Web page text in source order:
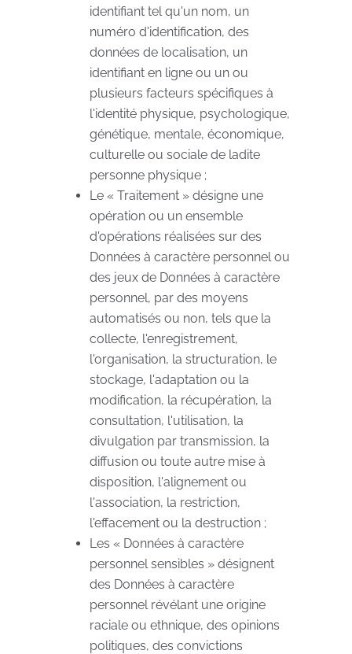
identifiant tel qu'un nom, un
numéro d'identification, des
données de localisation, un
identifiant en ligne ou un ou
plusieurs facteurs spécifiques à
l'identité physique, psychologique,
génétique, mentale, économique,
culturelle ou sociale de ladite
personne physique ;
Le « Traitement » désigne une
opération ou un ensemble
d'opérations réalisées sur des
Données à caractère personnel ou
des jeux de Données à caractère
personnel, par des moyens
automatisés ou non, tels que la
collecte, l'enregistrement,
l'organisation, la structuration, le
stockage, l'adaptation ou la
modification, la récupération, la
consultation, l'utilisation, la
divulgation par transmission, la
diffusion ou toute autre mise à
disposition, l'alignement ou
l'association, la restriction,
l'effacement ou la destruction ;
Les « Données à caractère
personnel sensibles » désignent
des Données à caractère
personnel révélant une origine
raciale ou ethnique, des opinions
politiques, des convictions